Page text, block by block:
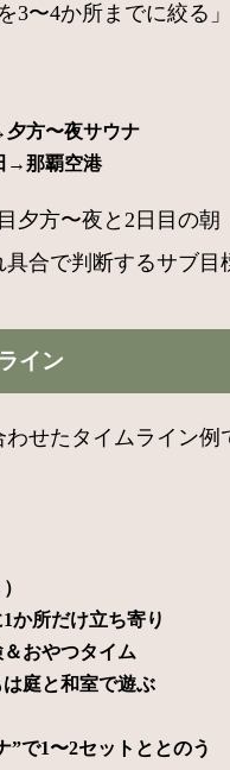
〜4か所までに絞る
方〜夜サウナ
→那覇空港
夕方〜夜と2日目の
合で判断するサブ
イン
せたタイムライン例
か所だけ立ち寄り
おやつタイム
庭と和室で遊ぶ
で1〜2セットととのう